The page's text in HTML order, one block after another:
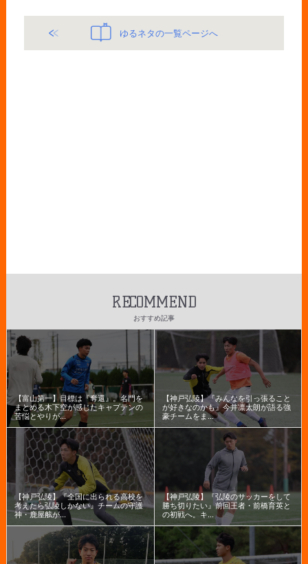
ゆるネタの一覧ページへ
RECOMMEND
おすすめ記事
【富山第一】目標は『奪還』。名門を
まとめる木下空が感じたキャプテンの
苦悩とやりが...
【神戸弘陵】『みんなを引っ張ること
が好きなのかも』今井凛太朗が語る強
豪チームをま...
【神戸弘陵】『全国に出られる高校を
考えたら弘陵しかない』チームの守護
神・鹿屋舷が...
【神戸弘陵】『弘陵のサッカーをして
勝ち切りたい』前回王者・前橋育英と
の初戦へ。キ...